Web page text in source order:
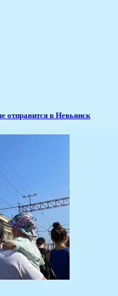
отправится в Невьянск